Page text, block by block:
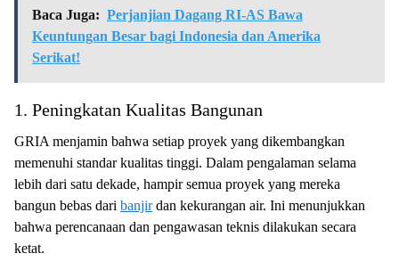
Baca Juga: Perjanjian Dagang RI-AS Bawa
Keuntungan Besar bagi Indonesia dan Amerika
Serikat!
1. Peningkatan Kualitas Bangunan
GRIA menjamin bahwa setiap proyek yang dikembangkan
memenuhi standar kualitas tinggi. Dalam pengalaman selama
lebih dari satu dekade, hampir semua proyek yang mereka
bangun bebas dari banjirdan kekurangan air. Ini menunjukkan
bahwa perencanaan dan pengawasan teknis dilakukan secara
ketat.